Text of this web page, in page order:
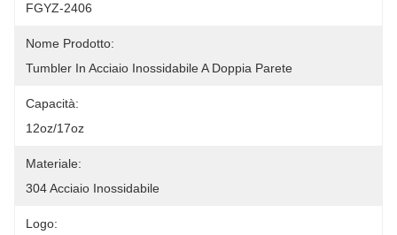
FGYZ-2406
Nome Prodotto:
Tumbler In Acciaio Inossidabile A Doppia Parete
Capacità:
12oz/17oz
Materiale:
304 Acciaio Inossidabile
Logo: